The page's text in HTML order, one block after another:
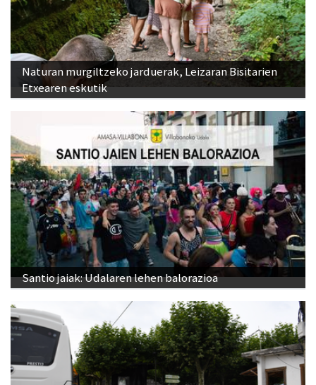
Naturan murgiltzeko jarduerak, Leizaran Bisitarien
Etxearen eskutik
Santio jaiak: Udalaren lehen balorazioa